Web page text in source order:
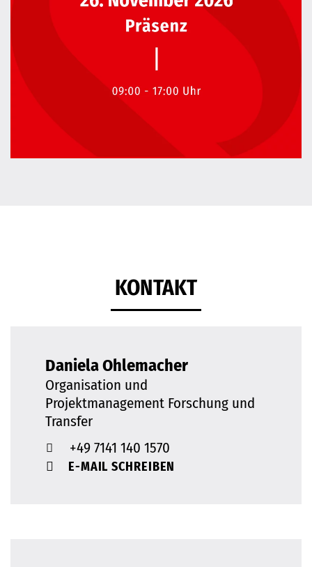
KONTAKT
Daniela Ohlemacher
Organisation und
Projektmanagement Forschung und
Transfer
+49 7141 140 1570
E-MAIL SCHREIBEN